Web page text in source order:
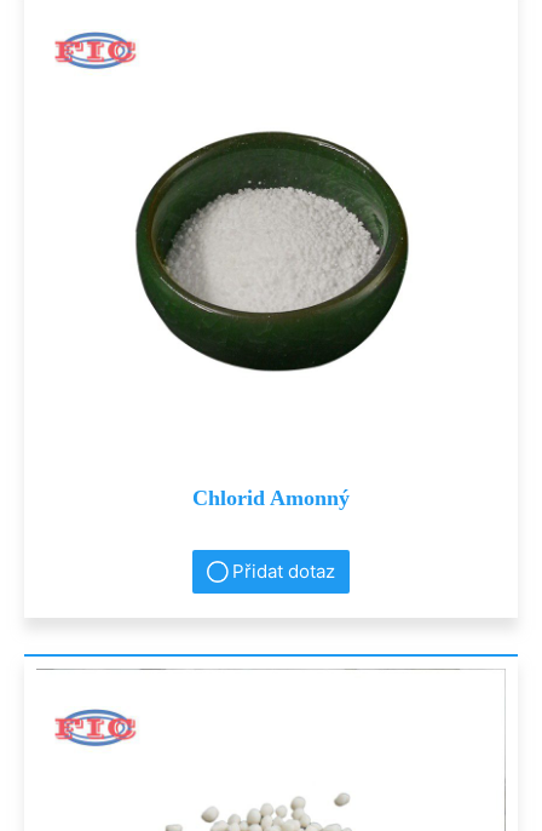
Chlorid Amonný
Přidat dotaz